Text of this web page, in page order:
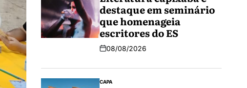
destaque em seminário
que homenageia
escritores do ES
08/08/2026
CAPA